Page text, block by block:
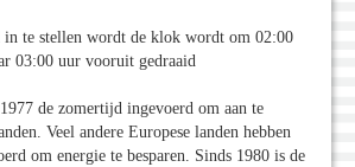
te stellen wordt de klok wordt om 02:00
03:00 uur vooruit gedraaid
de zomertijd ingevoerd om aan te
Veel andere Europese landen hebben
om energie te besparen. Sinds 1980 is de